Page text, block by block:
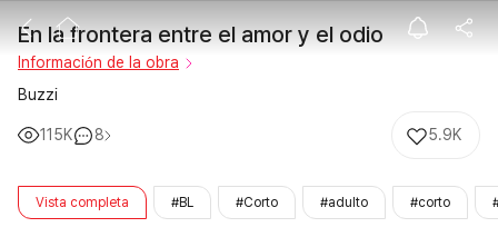
En la frontera
En la frontera entre el amor y el odio
Información de la obra
Buzzi
115K 8 5.9K
Vista completa #BL #Corto #adulto #corto